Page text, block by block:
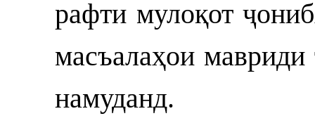
рафти мулоқот
масъалаҳои мавриди
намуданд.